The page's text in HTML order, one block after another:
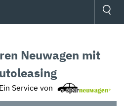
Neuwagen mit
Ein Service von